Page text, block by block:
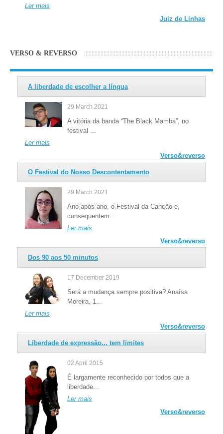
Ler mais
Juiz de Linhas
VERSO & REVERSO
A liberdade de escolher a língua
29 March 2021
A vitória da banda “The Black Mamba”, no
festival ...
Ler mais
Verso&reverso
O Festival do Nosso Descontentamento
29 March 2021
Ano após ano, o Festival da Canção e,
consequentem...
Ler mais
Verso&reverso
Dos 90 aos 50 minutos
17 December 2019
Será a mudança sempre positiva? Anaísa
Moreira, 1...
Ler mais
Verso&reverso
Liberdade de expressão... tem limites
02 April 2015
É largamente reconhecido por todos que a
liberdade...
Ler mais
Verso&reverso